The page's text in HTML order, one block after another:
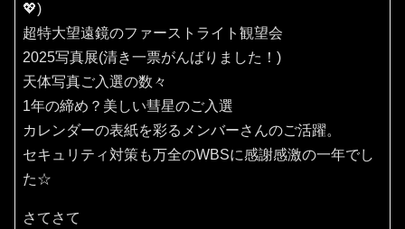
💖)
超特大望遠鏡のファーストライト観望会
2025写真展(清き一票がんばりました！)
天体写真ご入選の数々
1年の締め？美しい彗星のご入選
カレンダーの表紙を彩るメンバーさんのご活躍。
セキュリティ対策も万全のWBSに感謝感激の一年でし
た☆
さてさて